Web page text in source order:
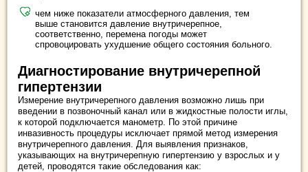
чем ниже показатели атмосферного давления, тем
выше становится давление внутричерепное,
соответственно, перемена погоды может
спровоцировать ухудшение общего состояния больного.
Диагностирование внутричерепной
гипертензии
Измерение внутричерепного давления возможно лишь при
введении в позвоночный канал или в жидкостные полости иглы,
к которой подключается манометр. По этой причине
инвазивность процедуры исключает прямой метод измерения
внутричерепного давления. Для выявления признаков,
указывающих на внутричерепную гипертензию у взрослых и у
детей, проводятся такие обследования как: